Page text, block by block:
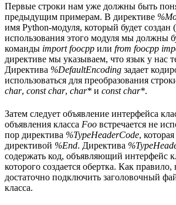
Первые строки нам уже должны быть
предыдущим примерам. В директиве
имя Python-модуля, который будет создан
использования этого модуля мы должны
команды import foocpp или from foocpp
директиве мы указываем, что язык у нас
Директива %DefaultEncoding задает
использоваться для преобразования
char, const char, char* и const char*.
Затем следует объявление интерфейса
объявления класса Foo встречается не
пор директива %TypeHeaderCode,
директивой %End. Директива
содержать код, объявляющий интерфейс
которого создается обертка. Как
достаточно подключить заголовочный
класса.